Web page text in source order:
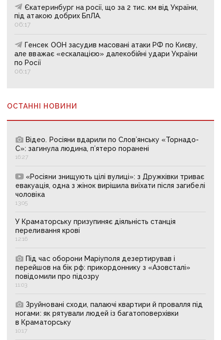
Єкатеринбург на росії, що за 2 тис. км від України,
під атакою добрих БпЛА.
06:17
Генсек ООН засудив масовані атаки РФ по Києву,
але вважає «ескалацією» далекобійні удари України
по Росії
06:17
ОСТАННІ НОВИНИ
Відео. Росіяни вдарили по Слов’янську «Торнадо-
С»: загинула людина, п’ятеро поранені
16:27
«Росіяни знищують цілі вулиці»: з Дружківки триває
евакуація, одна з жінок вирішила виїхати після загибелі
чоловіка
13:05
У Краматорську призупиняє діяльність станція
переливання крові
12:16
Під час оборони Маріуполя дезертирував і
перейшов на бік рф: прикордоннику з «Азовсталі»
повідомили про підозру
11:03
Зруйновані сходи, палаючі квартири й провалля під
ногами: як рятували людей із багатоповерхівки
в Краматорську
10:17